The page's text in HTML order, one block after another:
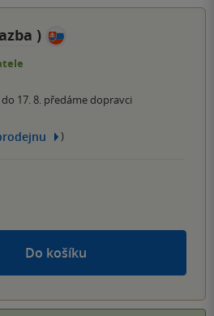
)
do 17. 8. předáme dopravci
)
Do košíku